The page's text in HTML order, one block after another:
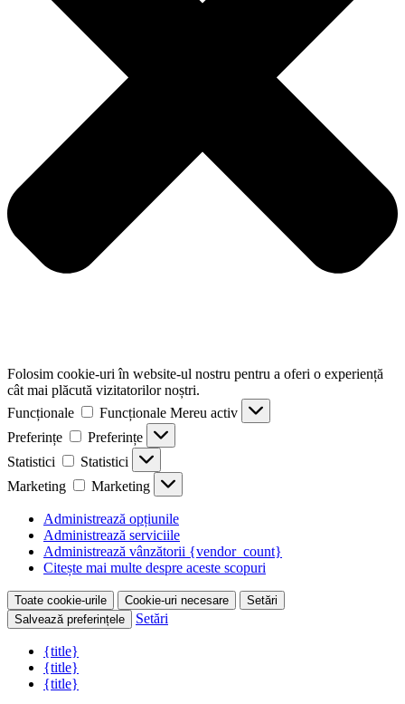
Folosim cookie-uri în website-ul nostru pentru a oferi o experiență
cât mai plăcută vizitatorilor noștri.
Funcționale
Funcționale Mereu activ
Preferințe
Preferințe
Statistici
Statistici
Marketing
Marketing
Administrează opțiunile
Administrează serviciile
Administrează vânzătorii {vendor_count}
Citește mai multe despre aceste scopuri
Toate cookie-urile Cookie-uri necesare
Setări
Salvează preferințele
Setări
{title}
{title}
{title}